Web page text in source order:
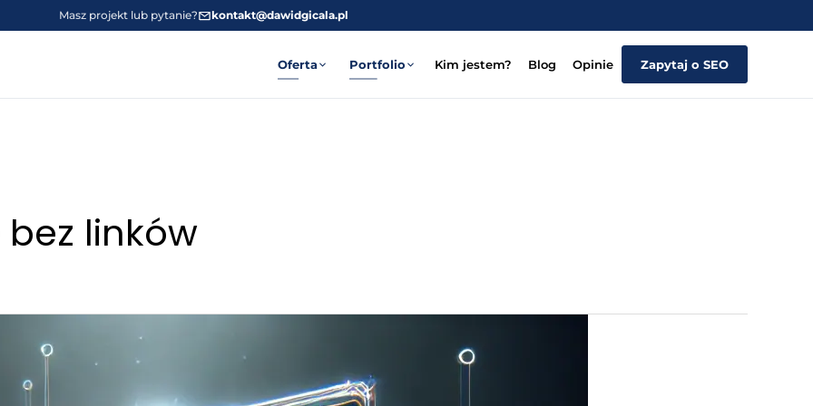
Masz projekt lub pytanie? kontakt@dawidgicala.pl
Oferta Portfolio Kim jestem? Blog Opinie Zapytaj o SEO
linków